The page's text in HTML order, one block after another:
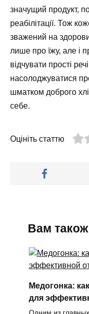
значущий продукт,
реабілітації. Тож
зважений на
лише про їжу, але і
відчувати прості
насолоджуватися
шматком доброго
себе.
Оцініть статтю
Вам
Медогонка:
для